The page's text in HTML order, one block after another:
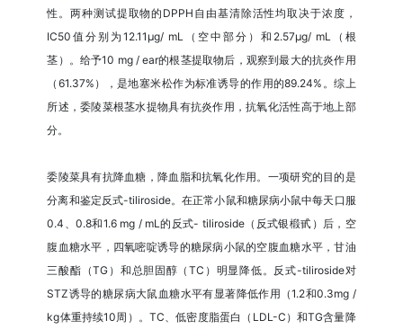
性。两种测试提取物的DPPH自由基清除活性均取决于浓度，
IC50值分别为12.11μg/ mL（空中部分）和2.57μg/ mL（根
茎）。给予10 mg / ear的根茎提取物后，观察到最大的抗炎作用
（61.37%），是地塞米松作为标准诱导的作用的89.24%。综上
所述，委陵菜根茎水提物具有抗炎作用，抗氧化活性高于地上部
分。
委陵菜具有抗降血糖，降血脂和抗氧化作用。一项研究的目的是
分离和鉴定反式-tiliroside。在正常小鼠和糖尿病小鼠中每天口服
0.4、0.8和1.6 mg / mL的反式- tiliroside（反式银椴甙）后，空
腹血糖水平，四氧嘧啶诱导的糖尿病小鼠的空腹血糖水平，甘油
三酸酯（TG）和总胆固醇（TC）明显降低。反式-tiliroside对
STZ诱导的糖尿病大鼠血糖水平有显著降低作用（1.2和0.3mg /
kg体重持续10周）。TC、低密度脂蛋白（LDL-C）和TG含量降